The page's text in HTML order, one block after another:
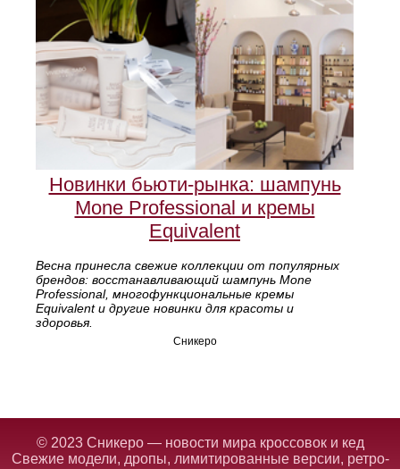
Новинки бьюти-рынка: шампунь
Mone Professional и кремы
Equivalent
Весна принесла свежие коллекции от популярных
брендов: восстанавливающий шампунь Mone
Professional, многофункциональные кремы
Equivalent и другие новинки для красоты и
здоровья.
Сникеро
© 2023 Сникеро — новости мира кроссовок и кед
Свежие модели, дропы, лимитированные версии, ретро-